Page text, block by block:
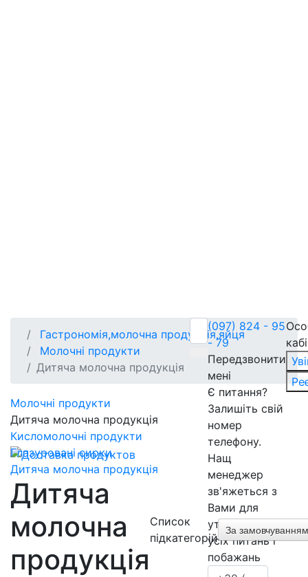
(097) 824 - 95
- 79
Передзвонити
мені
Є питання?
Залишіть свій
номер
телефону.
Нащ
менеджер
зв'яжеться з
Вами для
уточнення
усіх питань і
побажань
Гастрономія,молочна продукція,яйця
Молочні продукти
Дитяча молочна продукція
Молочні продукти
Дитяча молочна продукція
Кисломолочні продукти
Глазуровані сирки
Дитяча молочна продукція
Дитяча
молочна
продукція
Список
підкатегорій
За замовчуванням